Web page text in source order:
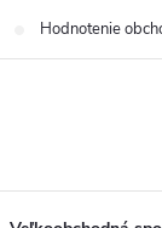
Hodnotenie